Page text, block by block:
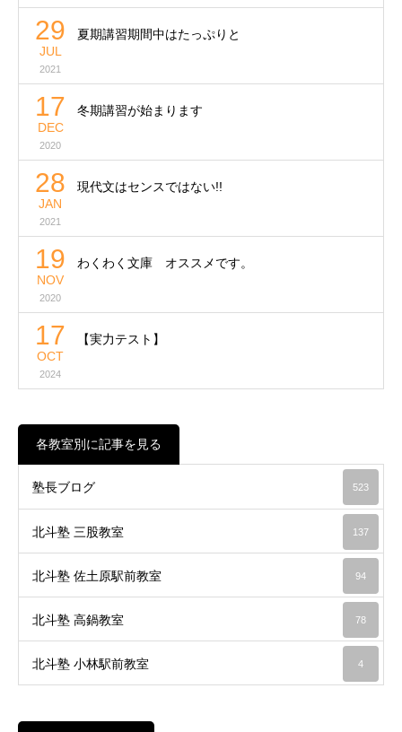
29
JUL
2021
夏期講習期間中はたっぷりと
17
DEC
2020
冬期講習が始まります
28
JAN
2021
現代文はセンスではない!!
19
NOV
2020
わくわく文庫 オススメです。
17
OCT
2024
【実力テスト】
各教室別に記事を見る
塾長ブログ 523
北斗塾 三股教室 137
北斗塾 佐土原駅前教室 94
北斗塾 高鍋教室 78
北斗塾 小林駅前教室 4